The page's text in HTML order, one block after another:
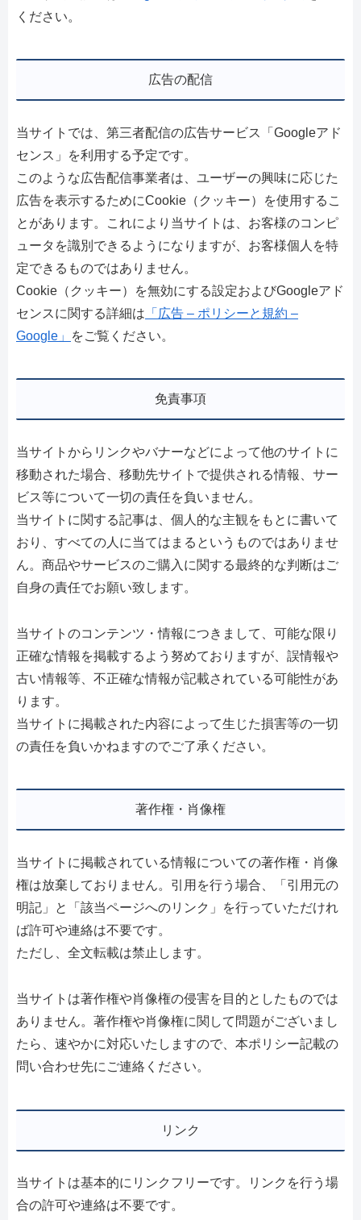
ください。
広告の配信
当サイトでは、第三者配信の広告サービス「Googleアド
センス」を利用する予定です。
このような広告配信事業者は、ユーザーの興味に応じた
広告を表示するためにCookie（クッキー）を使用するこ
とがあります。これにより当サイトは、お客様のコンピ
ュータを識別できるようになりますが、お客様個人を特
定できるものではありません。
Cookie（クッキー）を無効にする設定およびGoogleアド
センスに関する詳細は 「広告 – ポリシーと規約 –
Google」
をご覧ください。
免責事項
当サイトからリンクやバナーなどによって他のサイトに
移動された場合、移動先サイトで提供される情報、サー
ビス等について一切の責任を負いません。
当サイトに関する記事は、個人的な主観をもとに書いて
おり、すべての人に当てはまるというものではありませ
ん。商品やサービスのご購入に関する最終的な判断はご
自身の責任でお願い致します。
当サイトのコンテンツ・情報につきまして、可能な限り
正確な情報を掲載するよう努めておりますが、誤情報や
古い情報等、不正確な情報が記載されている可能性があ
ります。
当サイトに掲載された内容によって生じた損害等の一切
の責任を負いかねますのでご了承ください。
著作権・肖像権
当サイトに掲載されている情報についての著作権・肖像
権は放棄しておりません。引用を行う場合、「引用元の
明記」と「該当ページへのリンク」を行っていただけれ
ば許可や連絡は不要です。
ただし、全文転載は禁止します。
当サイトは著作権や肖像権の侵害を目的としたものでは
ありません。著作権や肖像権に関して問題がございまし
たら、速やかに対応いたしますので、本ポリシー記載の
問い合わせ先にご連絡ください。
リンク
当サイトは基本的にリンクフリーです。リンクを行う場
合の許可や連絡は不要です。